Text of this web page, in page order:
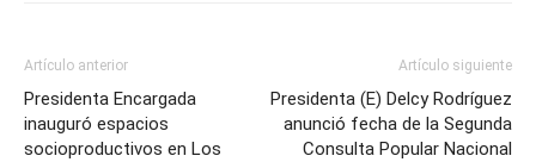
Artículo anterior
Presidenta Encargada
inauguró espacios
socioproductivos en Los
Artículo siguiente
Presidenta (E) Delcy Rodríguez
anunció fecha de la Segunda
Consulta Popular Nacional